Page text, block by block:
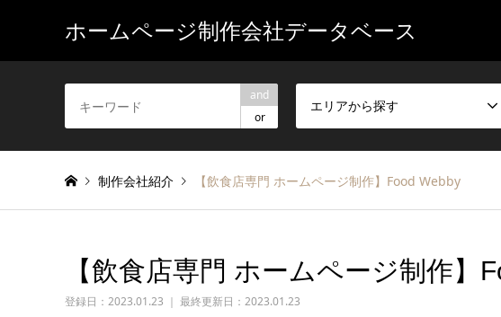
ホームページ制作会社データベース
and
or
エリアから探す
制作会社紹介 【飲食店専門 ホームページ制作】Food Webby
【飲食店専門 ホームページ制作】
登録日： 2023.01.23 ｜ 最終更新日：2023.01.23